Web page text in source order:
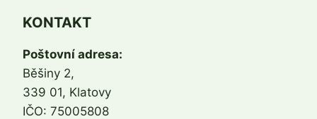
KONTAKT
Poštovní adresa:
Běšiny 2,
339 01, Klatovy
IČO: 75005808